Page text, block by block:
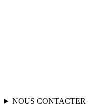
NOUS CONTACTER